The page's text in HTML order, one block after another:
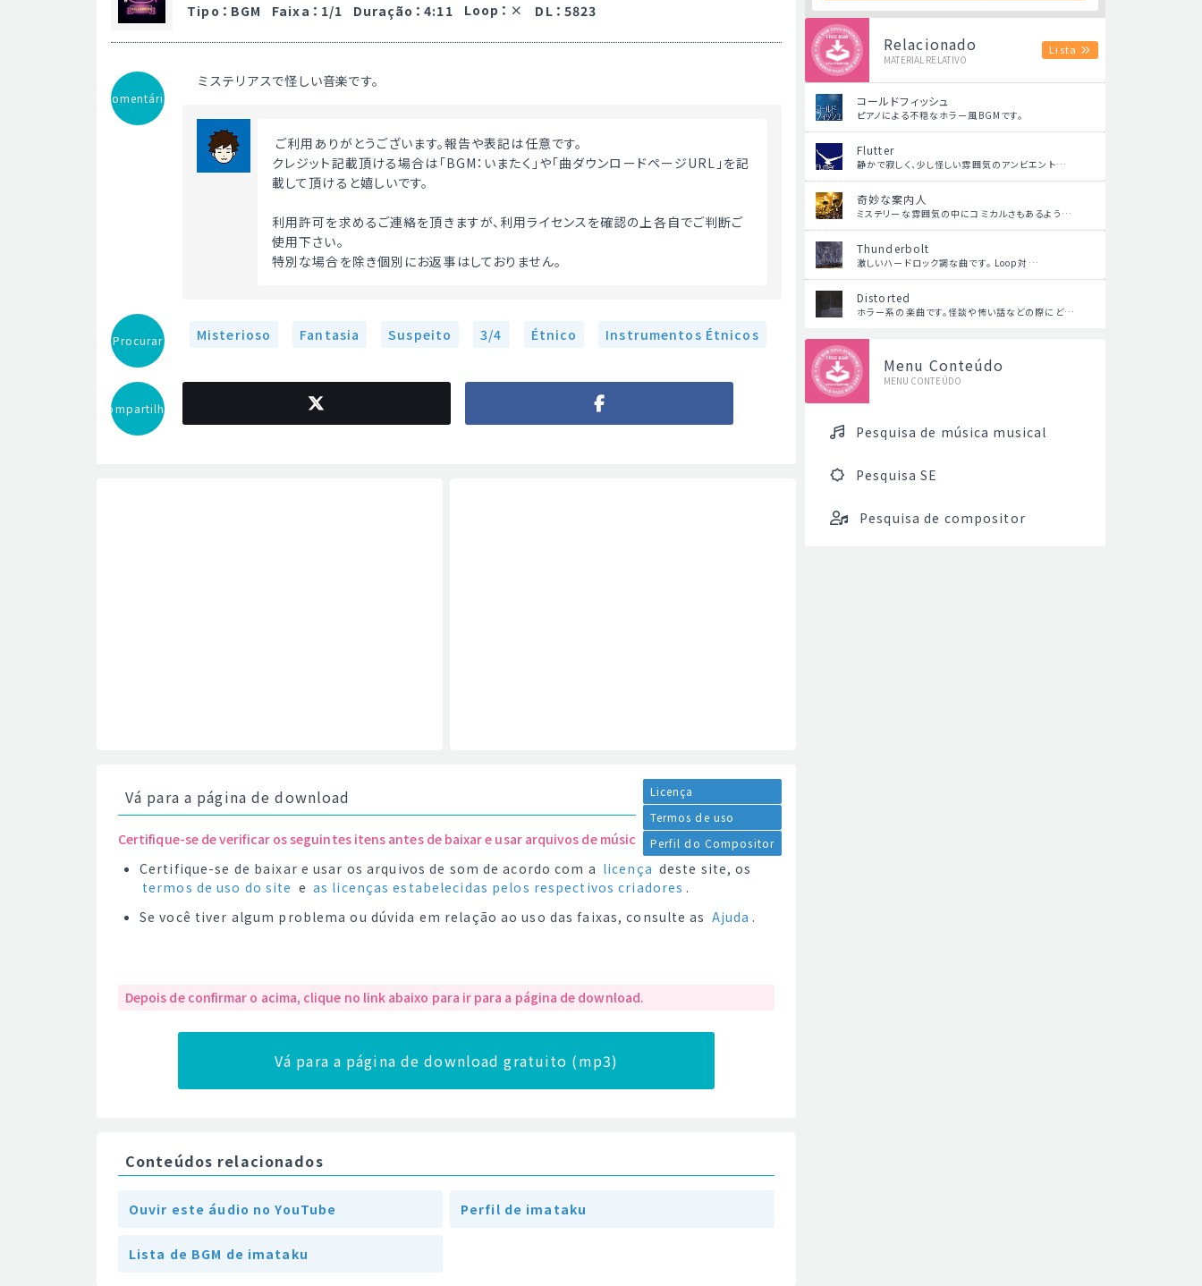
Tipo ： BGM Faixa ： 1/1 Duração ： 4:11 Loop ： DL ： 5823
Comentário
ミステリアスで怪しい音楽です。
ご利用ありがとうございます。報告や表記は任意です。
クレジット記載頂ける場合は「BGM：いまたく」や「曲ダウンロードページURL」を記
載して頂けると嬉しいです。
利用許可を求めるご連絡を頂きますが、利用ライセンスを確認の上各自でご判断ご
使用下さい。
特別な場合を除き個別にお返事はしておりません。
Procurar Misterioso Fantasia Suspeito 3/4 Étnico Instrumentos Étnicos
Compartilhar
Vá para a página de download
Licença
Termos de uso
Perfil do Compositor
Certifique-se de verificar os seguintes itens antes de baixar e usar arquivos de música.
Certifique-se de baixar e usar os arquivos de som de acordo com a licença deste site, os
termos de uso do site e as licenças estabelecidas pelos respectivos criadores .
Se você tiver algum problema ou dúvida em relação ao uso das faixas, consulte as Ajuda .
Depois de confirmar o acima, clique no link abaixo para ir para a página de download.
Vá para a página de download gratuito (mp3)
Conteúdos relacionados
Ouvir este áudio no YouTube Perfil de imataku
Lista de BGM de imataku
Relacionado
MATERIAL RELATIVO
Lista
コールドフィッシュ
ピアノによる不穏なホラー風BGMです。
Flutter
静かで寂しく、少し怪しい雰囲気のアンビエント…
奇妙な案内人
ミステリーな雰囲気の中にコミカルさもあるよう…
Thunderbolt
激しいハードロック調な曲です。 Loop対…
Distorted
ホラー系の楽曲です。怪談や怖い話などの際にど…
Menu Conteúdo
MENU CONTEÚDO
Pesquisa de música musical
Pesquisa SE
Pesquisa de compositor